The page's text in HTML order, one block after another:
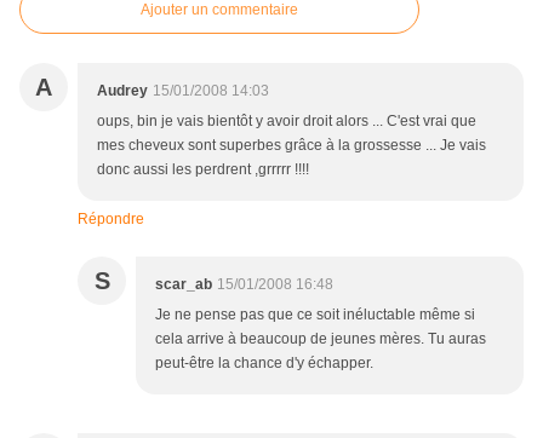
Ajouter un commentaire
A Audrey 15/01/2008 14:03
oups, bin je vais bientôt y avoir droit alors ... C'est vrai que
mes cheveux sont superbes grâce à la grossesse ... Je vais
donc aussi les perdrent ,grrrrr !!!!
Répondre
S scar_ab 15/01/2008 16:48
Je ne pense pas que ce soit inéluctable même si
cela arrive à beaucoup de jeunes mères. Tu auras
peut-être la chance d'y échapper.